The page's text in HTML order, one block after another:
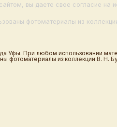
вы даете свое согласие на
фотоматериалы из
Уфы. При любом использовании
фотоматериалы из коллекции В. Н.